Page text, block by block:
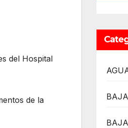
del Hospital
de la